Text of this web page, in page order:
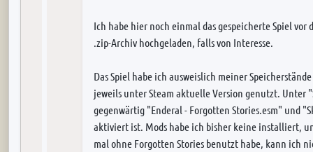
Ich habe hier noch einmal das gespeicherte Spiel
.zip-Archiv hochgeladen, falls von Interesse.
Das Spiel habe ich ausweislich meiner
jeweils unter Steam aktuelle Version genutzt. Unter
gegenwärtig "Enderal - Forgotten Stories.esm" und
aktiviert ist. Mods habe ich bisher keine installiert,
mal ohne Forgotten Stories benutzt habe, kann ich